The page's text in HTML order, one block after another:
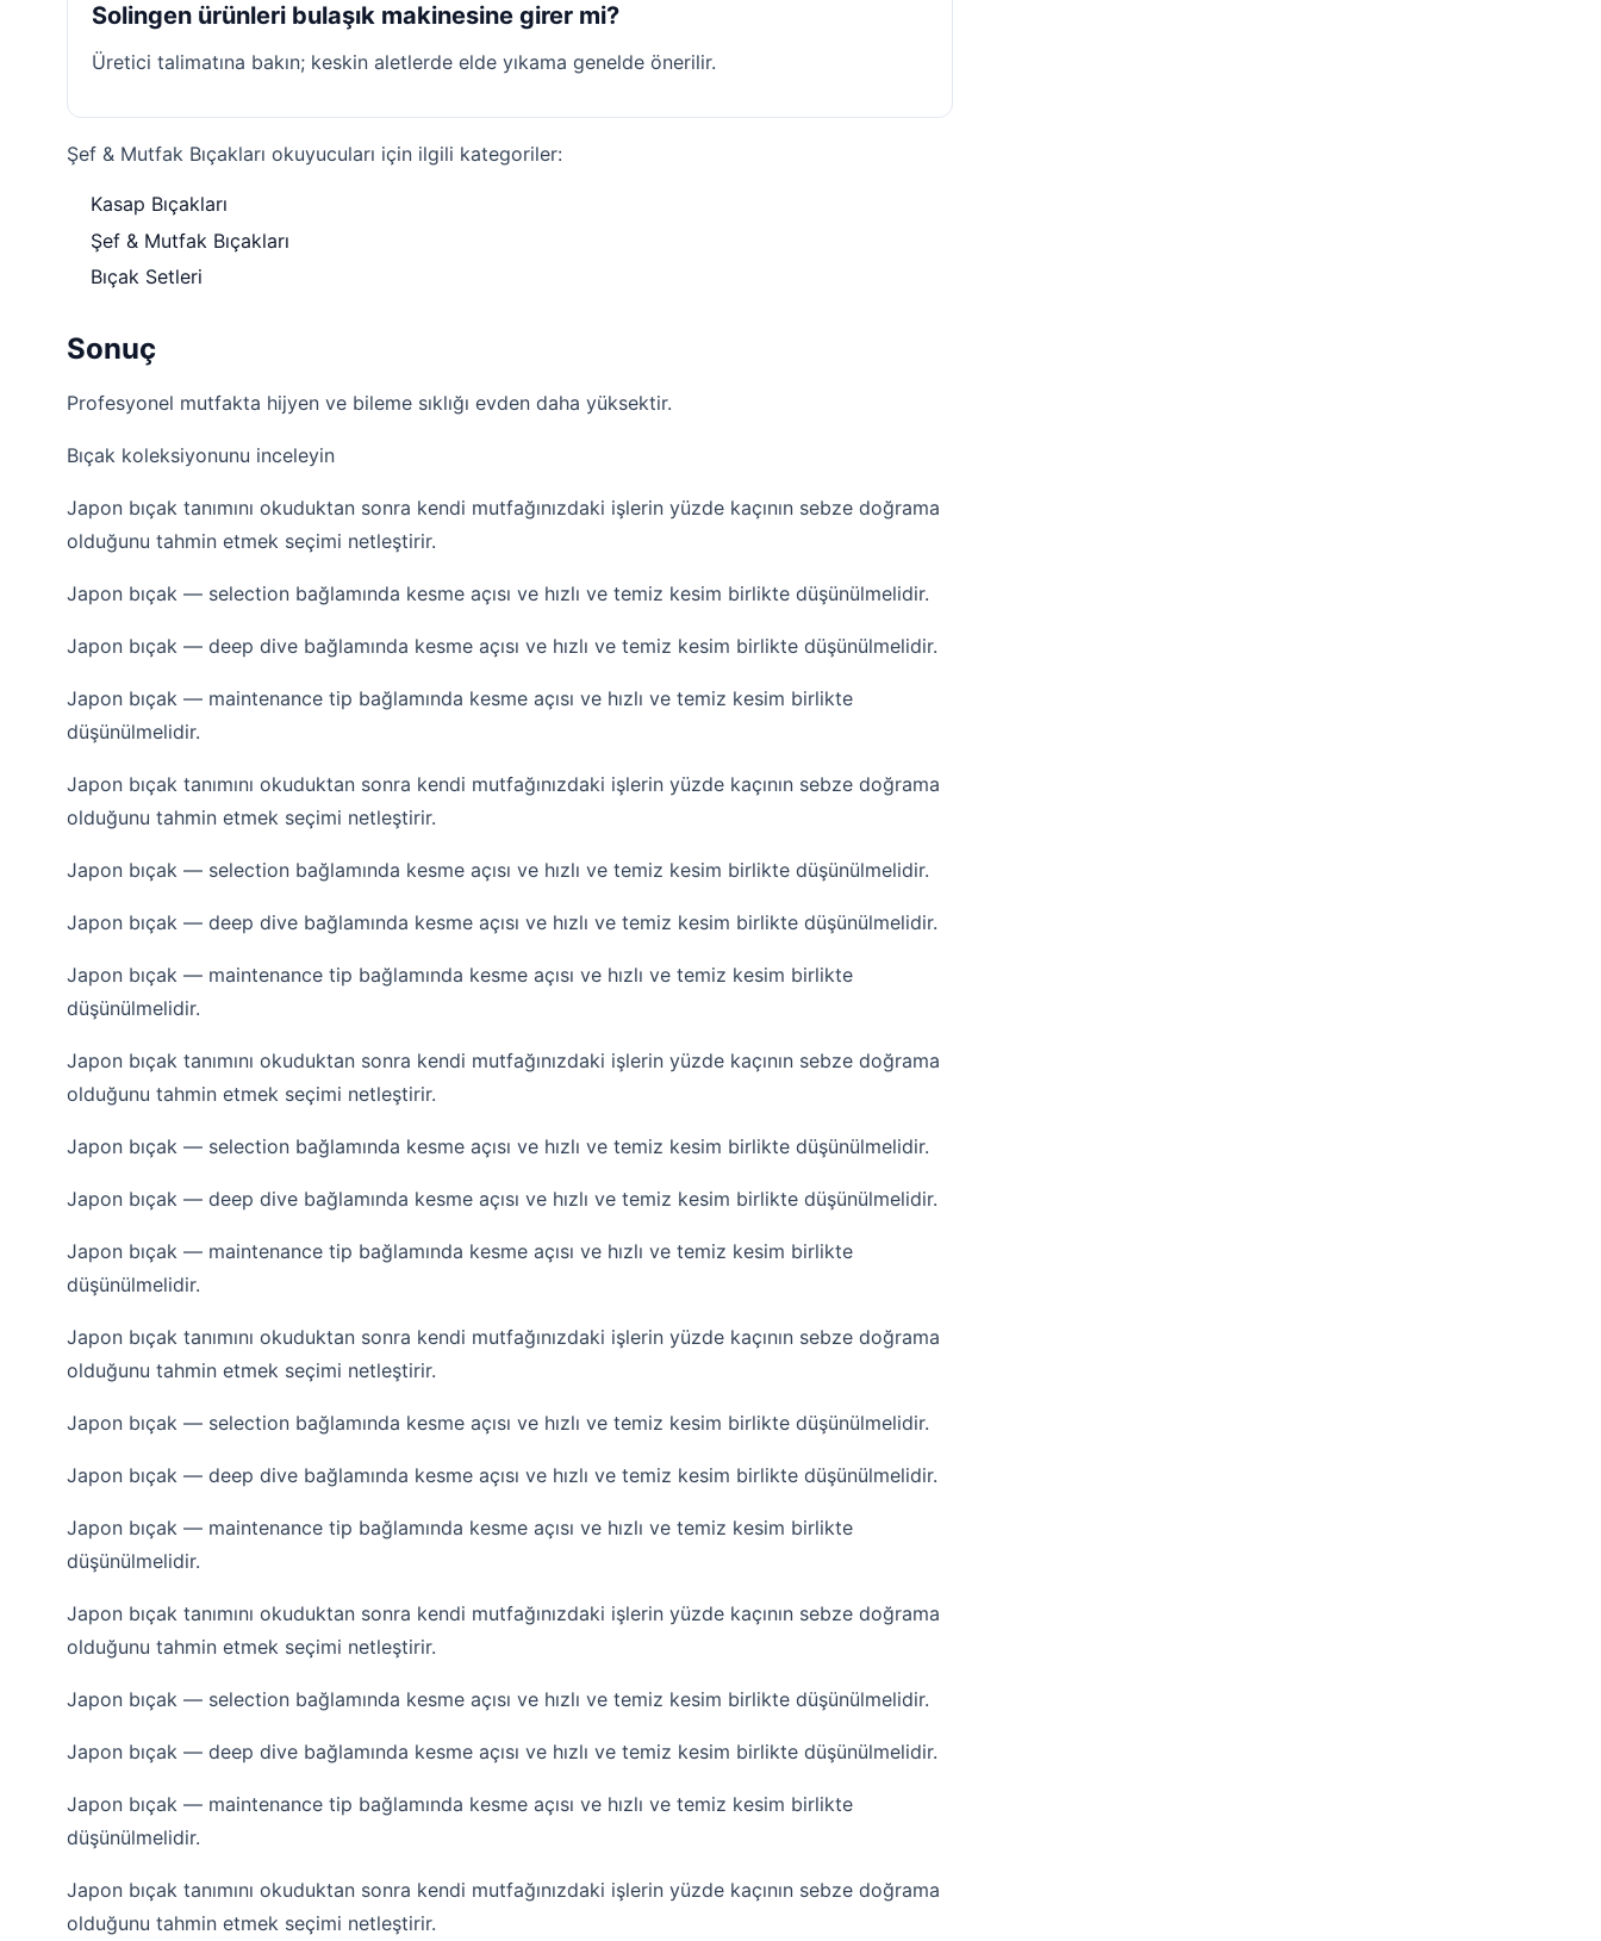
Solingen ürünleri bulaşık makinesine girer mi?
Üretici talimatına bakın; keskin aletlerde elde yıkama genelde önerilir.
Şef & Mutfak Bıçakları okuyucuları için ilgili kategoriler:
Kasap Bıçakları
Şef & Mutfak Bıçakları
Bıçak Setleri
Sonuç
Profesyonel mutfakta hijyen ve bileme sıklığı evden daha yüksektir.
Bıçak koleksiyonunu inceleyin
Japon bıçak tanımını okuduktan sonra kendi mutfağınızdaki işlerin yüzde kaçının sebze doğrama
olduğunu tahmin etmek seçimi netleştirir.
Japon bıçak — selection bağlamında kesme açısı ve hızlı ve temiz kesim birlikte düşünülmelidir.
Japon bıçak — deep dive bağlamında kesme açısı ve hızlı ve temiz kesim birlikte düşünülmelidir.
Japon bıçak — maintenance tip bağlamında kesme açısı ve hızlı ve temiz kesim birlikte
düşünülmelidir.
Japon bıçak tanımını okuduktan sonra kendi mutfağınızdaki işlerin yüzde kaçının sebze doğrama
olduğunu tahmin etmek seçimi netleştirir.
Japon bıçak — selection bağlamında kesme açısı ve hızlı ve temiz kesim birlikte düşünülmelidir.
Japon bıçak — deep dive bağlamında kesme açısı ve hızlı ve temiz kesim birlikte düşünülmelidir.
Japon bıçak — maintenance tip bağlamında kesme açısı ve hızlı ve temiz kesim birlikte
düşünülmelidir.
Japon bıçak tanımını okuduktan sonra kendi mutfağınızdaki işlerin yüzde kaçının sebze doğrama
olduğunu tahmin etmek seçimi netleştirir.
Japon bıçak — selection bağlamında kesme açısı ve hızlı ve temiz kesim birlikte düşünülmelidir.
Japon bıçak — deep dive bağlamında kesme açısı ve hızlı ve temiz kesim birlikte düşünülmelidir.
Japon bıçak — maintenance tip bağlamında kesme açısı ve hızlı ve temiz kesim birlikte
düşünülmelidir.
Japon bıçak tanımını okuduktan sonra kendi mutfağınızdaki işlerin yüzde kaçının sebze doğrama
olduğunu tahmin etmek seçimi netleştirir.
Japon bıçak — selection bağlamında kesme açısı ve hızlı ve temiz kesim birlikte düşünülmelidir.
Japon bıçak — deep dive bağlamında kesme açısı ve hızlı ve temiz kesim birlikte düşünülmelidir.
Japon bıçak — maintenance tip bağlamında kesme açısı ve hızlı ve temiz kesim birlikte
düşünülmelidir.
Japon bıçak tanımını okuduktan sonra kendi mutfağınızdaki işlerin yüzde kaçının sebze doğrama
olduğunu tahmin etmek seçimi netleştirir.
Japon bıçak — selection bağlamında kesme açısı ve hızlı ve temiz kesim birlikte düşünülmelidir.
Japon bıçak — deep dive bağlamında kesme açısı ve hızlı ve temiz kesim birlikte düşünülmelidir.
Japon bıçak — maintenance tip bağlamında kesme açısı ve hızlı ve temiz kesim birlikte
düşünülmelidir.
Japon bıçak tanımını okuduktan sonra kendi mutfağınızdaki işlerin yüzde kaçının sebze doğrama
olduğunu tahmin etmek seçimi netleştirir.